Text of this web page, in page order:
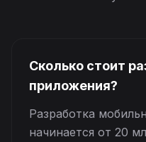
Сколько стоит
приложения?
Разработка
начинается от 20